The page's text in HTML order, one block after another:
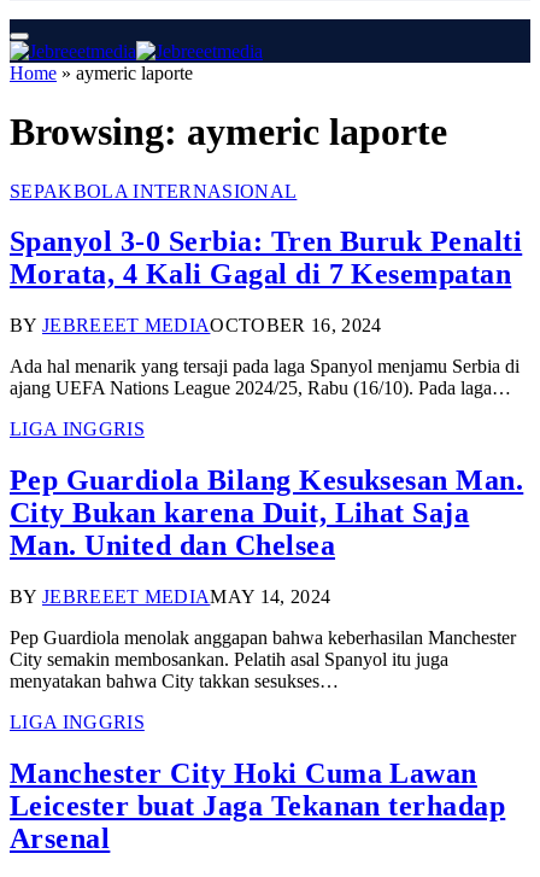
Home » aymeric laporte
Browsing: aymeric laporte
SEPAKBOLA INTERNASIONAL
Spanyol 3-0 Serbia: Tren Buruk Penalti
Morata, 4 Kali Gagal di 7 Kesempatan
BY JEBREEET MEDIAOCTOBER 16, 2024
Ada hal menarik yang tersaji pada laga Spanyol menjamu Serbia di
ajang UEFA Nations League 2024/25, Rabu (16/10). Pada laga…
LIGA INGGRIS
Pep Guardiola Bilang Kesuksesan Man.
City Bukan karena Duit, Lihat Saja
Man. United dan Chelsea
BY JEBREEET MEDIAMAY 14, 2024
Pep Guardiola menolak anggapan bahwa keberhasilan Manchester
City semakin membosankan. Pelatih asal Spanyol itu juga
menyatakan bahwa City takkan sesukses…
LIGA INGGRIS
Manchester City Hoki Cuma Lawan
Leicester buat Jaga Tekanan terhadap
Arsenal